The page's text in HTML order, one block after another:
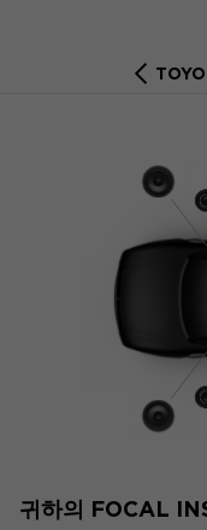
귀하의 FOCAL